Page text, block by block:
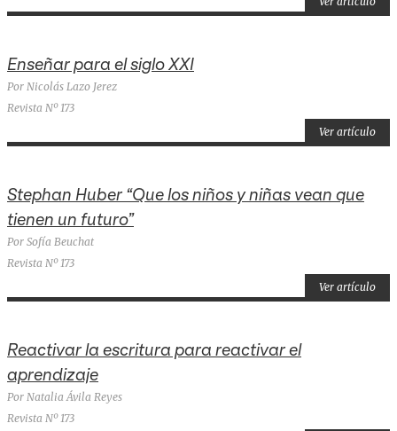
Enseñar para el siglo XXI
Por Nicolás Lazo Jerez
Revista Nº 173
Ver artículo
Stephan Huber “Que los niños y niñas vean que
tienen un futuro”
Por Sofía Beuchat
Revista Nº 173
Ver artículo
Reactivar la escritura para reactivar el
aprendizaje
Por Natalia Ávila Reyes
Revista Nº 173